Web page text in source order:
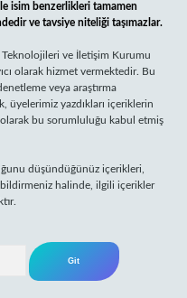
isim benzerlikleri tamamen
ve tavsiye niteliği taşımazlar.
Teknolojileri ve İletişim Kurumu
olarak hizmet vermektedir. Bu
veya araştırma
üyelerimiz yazdıkları içeriklerin
bu sorumluluğu kabul etmiş
düşündüğünüz içerikleri,
halinde, ilgili içerikler